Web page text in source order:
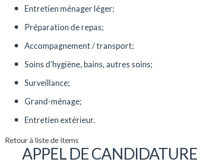
Entretien ménager léger;
Préparation de repas;
Accompagnement / transport;
Soins d’hygiène, bains, autres soins;
Surveillance;
Grand-ménage;
Entretien extérieur.
Retour à liste de items
APPEL DE CANDIDATURE